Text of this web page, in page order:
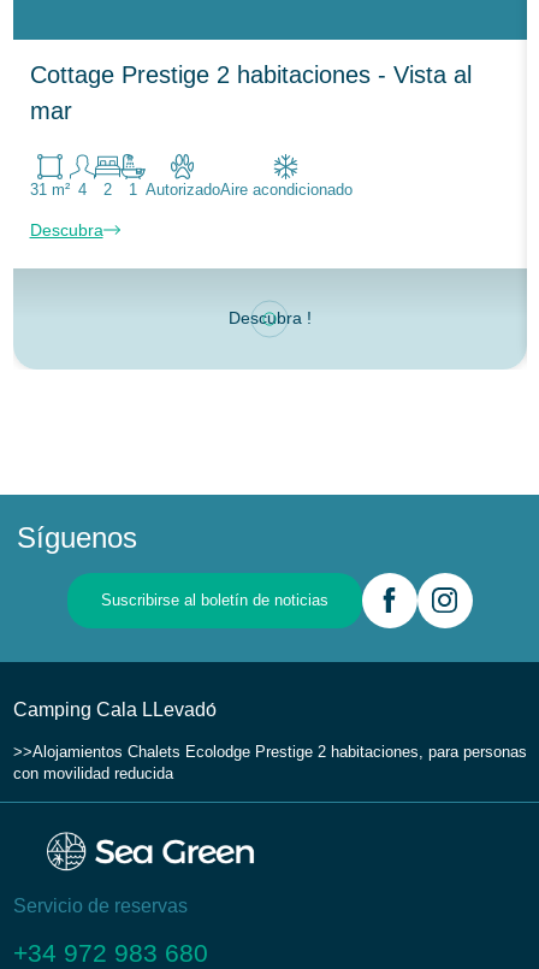
Cottage Prestige 2 habitaciones - Vista al
mar
31 m² 4 2 1 AutorizadoAire acondicionado
Descubra
Descubra !
Síguenos
Suscribirse al boletín de noticias
Camping Cala LLevadо́
Alojamientos Chalets Ecolodge Prestige 2 habitaciones, para personas
con movilidad reducida
Servicio de reservas
+34 972 983 680